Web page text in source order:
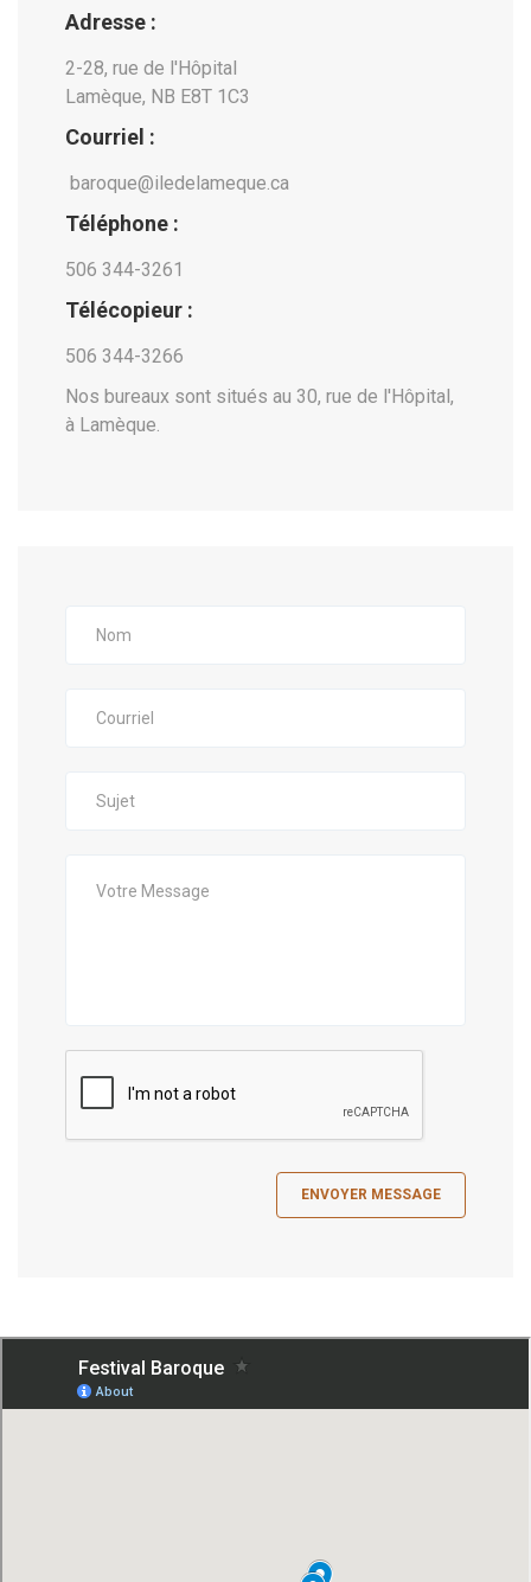
Vincent Lauzer
Directeur artistique et flûte à bec
Crédit photo - Emmanuel Crombez
Adresse :
2-28, rue de l'Hôpital
Lamèque, NB E8T 1C3
Courriel :
baroque@iledelameque.ca
Téléphone :
506 344-3261
Télécopieur :
506 344-3266
Nos bureaux sont situés au 30, rue de l'Hôpital,
à Lamèque.
ENVOYER MESSAGE